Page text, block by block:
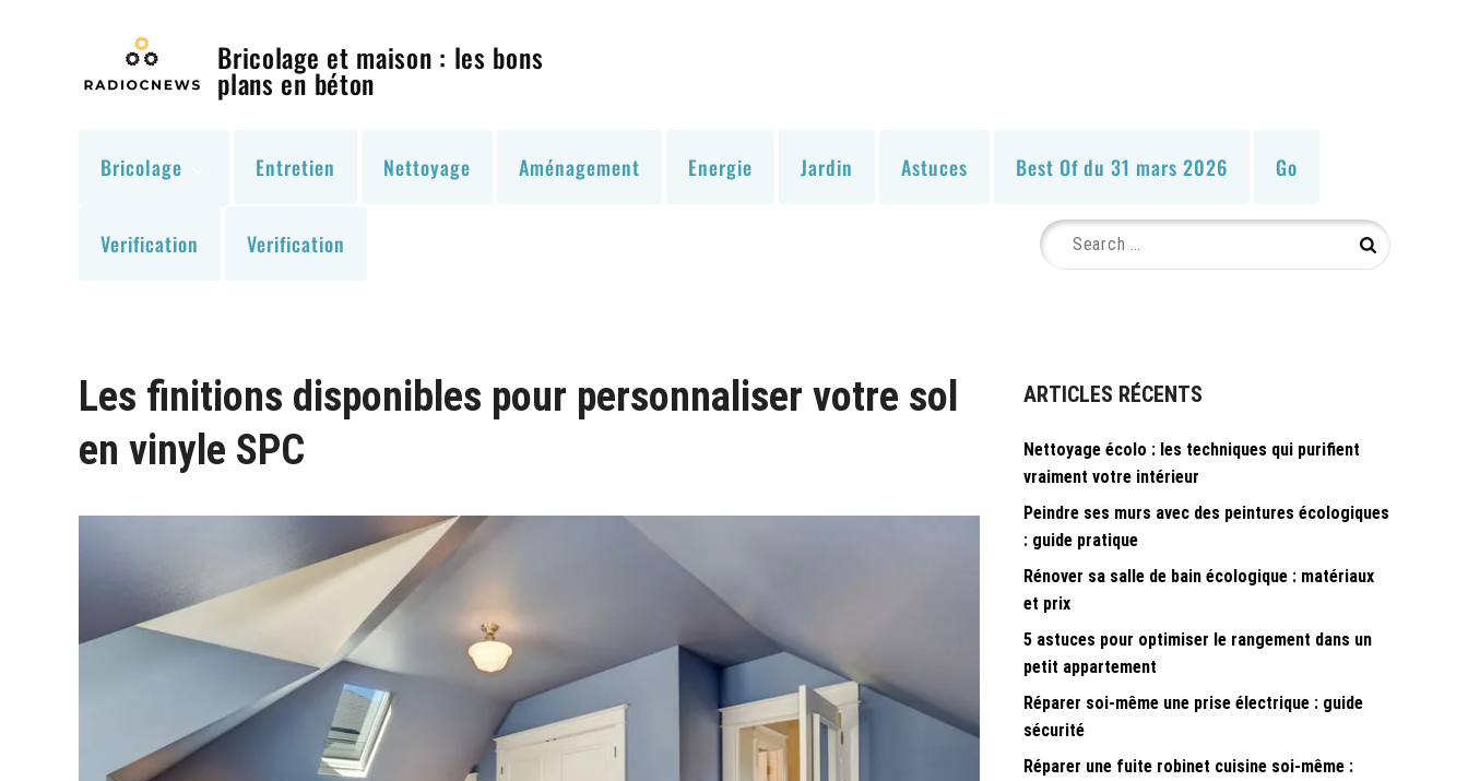
Bricolage et maison : les bons
plans en béton
Bricolage Entretien Nettoyage Aménagement Energie Jardin Astuces Best Of du 31 mars 2026 Go
Verification Verification
Search
for:
Search
Les finitions disponibles pour personnaliser votre sol
en vinyle SPC
ARTICLES RÉCENTS
Nettoyage écolo : les techniques qui purifient
vraiment votre intérieur
Peindre ses murs avec des peintures écologiques
: guide pratique
Rénover sa salle de bain écologique : matériaux
et prix
5 astuces pour optimiser le rangement dans un
petit appartement
Réparer soi-même une prise électrique : guide
sécurité
Réparer une fuite robinet cuisine soi-même :